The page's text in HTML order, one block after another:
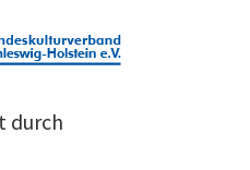
durch